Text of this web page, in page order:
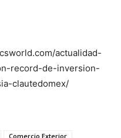
actualidad-
record-de-inversion-
clautedomex/
Comercio Exterior